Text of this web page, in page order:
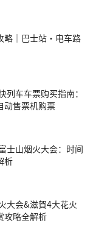
略｜巴士站・电车路
列车车票购买指南：
动售票机购票
士山烟火大会：时间
析
大会&滋賀4大花火
攻略全解析